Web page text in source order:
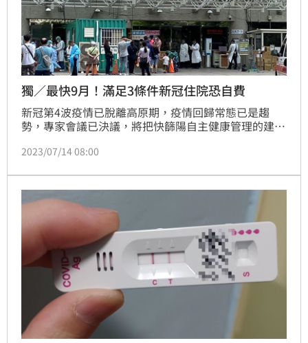
獨／最快9月！滿足3條件新冠住院恐自費
新冠第4波疫情已脫離高原期，疫情回歸常態已是趨
勢，專家會議已決議，將把快篩陽自主健康管理的建議
院隔離患者，仍由特別預算支付住院期間的醫療、膳食
醫院評鑑，加上XBB疫苗問世等三大條件，就有機會讓
新冠全面回歸常態，不再計算併發症個案，就醫費用回
歸健保給付，9月或10月最有機會。(記者:黃仲丘)
2023/07/14 08:00